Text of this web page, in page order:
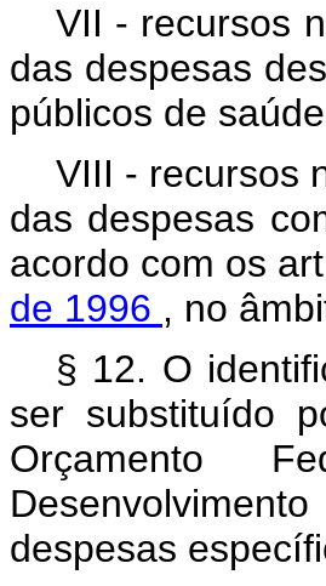
VII - recursos
das despesas
públicos de
VIII - recursos
das despesas
acordo com os
de 1996 , no
§ 12. O
ser substituído
Orçamento
despesas